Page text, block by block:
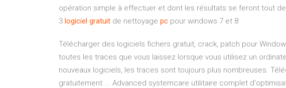
opération simple à effectuer et dont les résultats se feront tout
3 logiciel gratuit de nettoyage pc pour windows 7 et 8
Télécharger des logiciels fichers gratuit, crack, patch pour
toutes les traces que vous laissez lorsque vous utilisez un
nouveaux logiciels, les traces sont toujours plus nombreuses.
gratuitement ... Advanced systemcare utilitaire complet